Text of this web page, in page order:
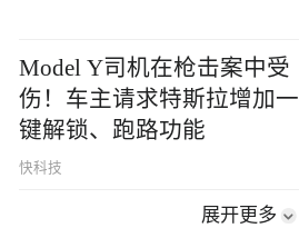
Model Y司机在枪击案中受
伤！车主请求特斯拉增加一
键解锁、跑路功能
快科技
展开更多